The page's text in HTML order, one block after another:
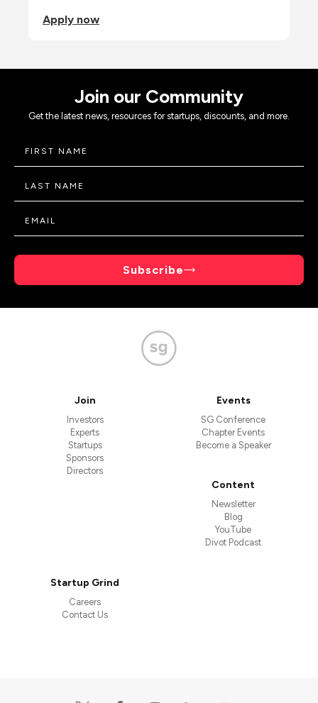
Apply now
Join our Community
Get the latest news, resources for startups, discounts, and more.
Subscribe
Join
Investors
Experts
Startups
Sponsors
Directors
Events
SG Conference
Chapter Events
Become a Speaker
Content
Newsletter
Blog
YouTube
Divot Podcast
Startup Grind
Careers
Contact Us